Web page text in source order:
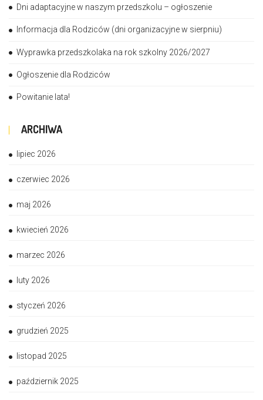
Dni adaptacyjne w naszym przedszkolu – ogłoszenie
Informacja dla Rodziców (dni organizacyjne w sierpniu)
Wyprawka przedszkolaka na rok szkolny 2026/2027
Ogłoszenie dla Rodziców
Powitanie lata!
ARCHIWA
lipiec 2026
czerwiec 2026
maj 2026
kwiecień 2026
marzec 2026
luty 2026
styczeń 2026
grudzień 2025
listopad 2025
październik 2025